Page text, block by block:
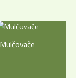
Mulčovače